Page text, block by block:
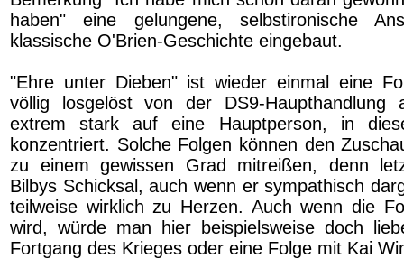
haben" eine gelungene, selbstironische
klassische O'Brien-Geschichte eingebaut.
"Ehre unter Dieben" ist wieder einmal eine
völlig losgelöst von der DS9-Haupthandlung
extrem stark auf eine Hauptperson, in
konzentriert. Solche Folgen können den
zu einem gewissen Grad mitreißen, denn
Bilbys Schicksal, auch wenn er sympathisch
teilweise wirklich zu Herzen. Auch wenn die
wird, würde man hier beispielsweise doch
Fortgang des Krieges oder eine Folge mit Kai